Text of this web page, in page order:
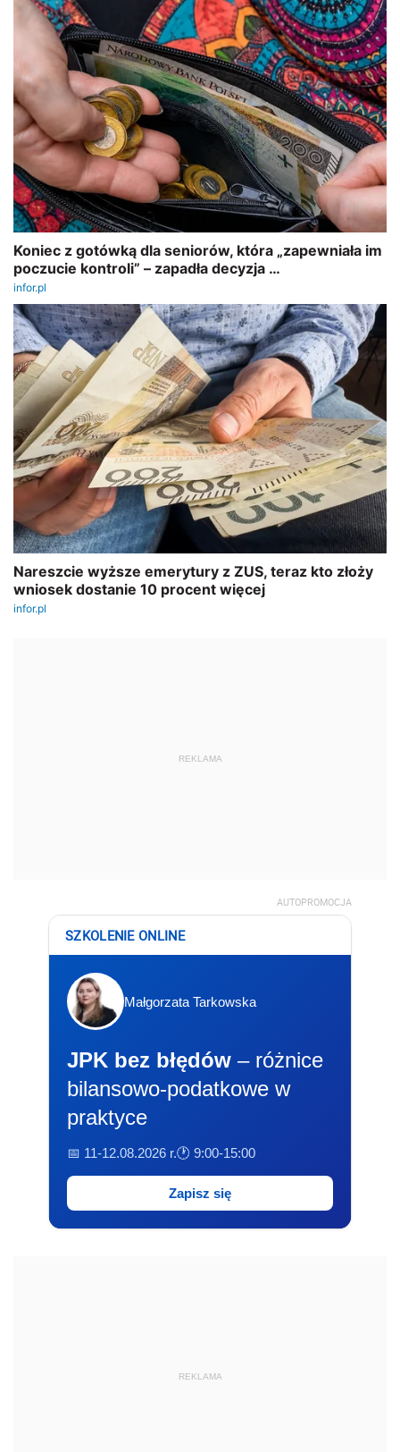
REKLAMA
AUTOPROMOCJA
SZKOLENIE ONLINE
Małgorzata Tarkowska
JPK bez błędów – różnice
bilansowo-podatkowe w
praktyce
📅 11-12.08.2026 r.🕐 9:00-15:00
Zapisz się
REKLAMA